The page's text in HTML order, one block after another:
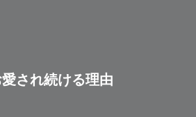
され続ける理由